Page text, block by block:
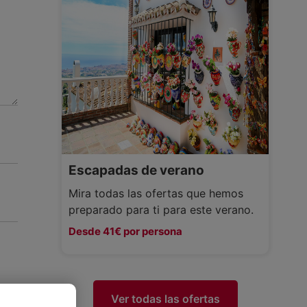
Escapadas de verano
Mira todas las ofertas que hemos
preparado para ti para este verano.
Desde 41€ por persona
Ver todas las ofertas